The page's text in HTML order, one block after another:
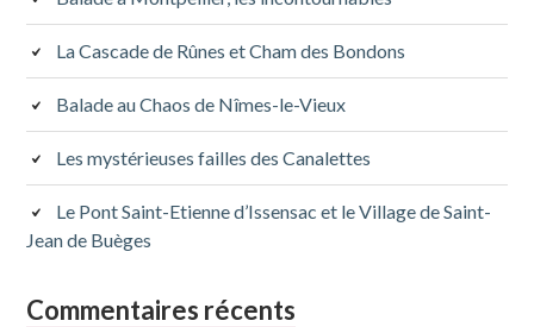
La Cascade de Rûnes et Cham des Bondons
Balade au Chaos de Nîmes-le-Vieux
Les mystérieuses failles des Canalettes
Le Pont Saint-Etienne d’Issensac et le Village de Saint-
Jean de Buèges
Commentaires récents